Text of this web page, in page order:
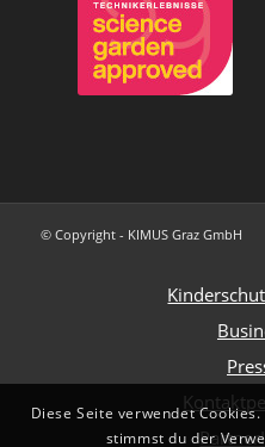
© Copyright - KIMUS Graz GmbH
Diese Seite verwendet
stimmst du der